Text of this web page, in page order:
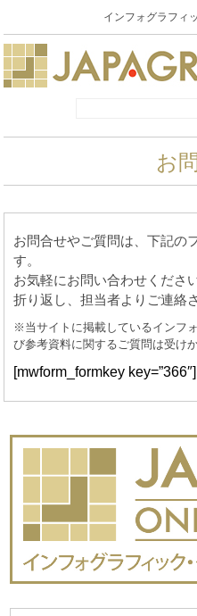
インフォグラフィ
お
お問合せやご質問は、下記の
す。
お気軽にお問い合わせください
折り返し、担当者よりご連絡
※当サイトに掲載しているインフ
び参考資料に関するご質問は受け
[mwform_formkey key=”366″]